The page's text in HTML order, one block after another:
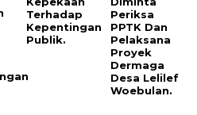
Terhadap
Kepentingan
Publik.
Periksa
PPTK Dan
Pelaksana
Proyek
Dermaga
Desa Lelilef
Woebulan.